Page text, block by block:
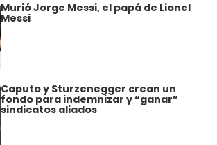
Murió Jorge Messi, el papá de Lionel
Messi
Caputo y Sturzenegger crean un
fondo para indemnizar y “ganar”
sindicatos aliados